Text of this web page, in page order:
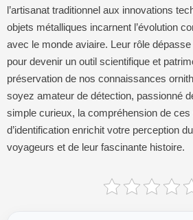
l’artisanat traditionnel aux innovations
objets métalliques incarnent l’évolution
avec le monde aviaire. Leur rôle
pour devenir un outil scientifique et
préservation de nos connaissances
soyez amateur de détection, passionné
simple curieux, la compréhension de
d’identification enrichit votre perception
voyageurs et de leur fascinante histoire.